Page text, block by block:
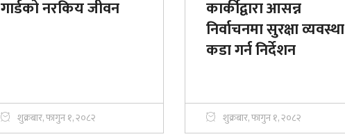
गार्डको नरकिय जीवन
शुक्रबार, फागुन १, २०८२
कार्कीद्वारा आसन्न
निर्वाचनमा सुरक्षा व्यवस्था
कडा गर्न निर्देशन
शुक्रबार, फागुन १, २०८२